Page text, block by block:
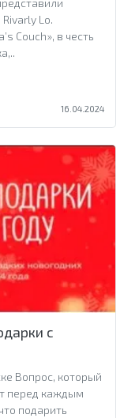
Lo.
Couch», в честь
16.04.2024
с
Вопрос, который
перед каждым
подарить